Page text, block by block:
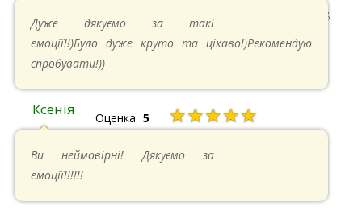
11.05.2024 в 15:48
Дуже дякуємо за такі
емоції!!)Було дуже круто та цікаво!)Рекомендую
спробувати!))
Ксенія Оценка 5 ★★★★★
Ви неймовірні! Дякуємо за
емоції!!!!!!